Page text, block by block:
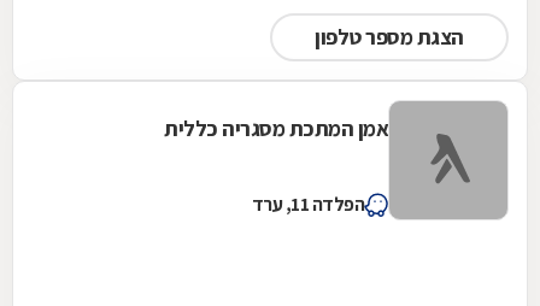
הצגת מספר טלפון
אמן המתכת מסגריה כללית
הפלדה 11, ערד